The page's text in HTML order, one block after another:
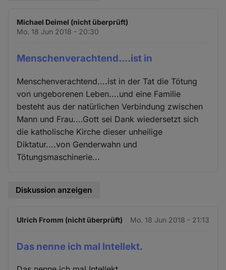
Michael Deimel (nicht überprüft)
Mo. 18 Jun 2018 - 20:30
Menschenverachtend....ist in
Menschenverachtend....ist in der Tat die Tötung
von ungeborenen Leben....und eine Familie
besteht aus der natürlichen Verbindung zwischen
Mann und Frau....Gott sei Dank wiedersetzt sich
die katholische Kirche dieser unheilige
Diktatur....von Genderwahn und
Tötungsmaschinerie...
Diskussion anzeigen
Ulrich Fromm (nicht überprüft) Mo. 18 Jun 2018 - 21:13
Das nenne ich mal Intellekt.